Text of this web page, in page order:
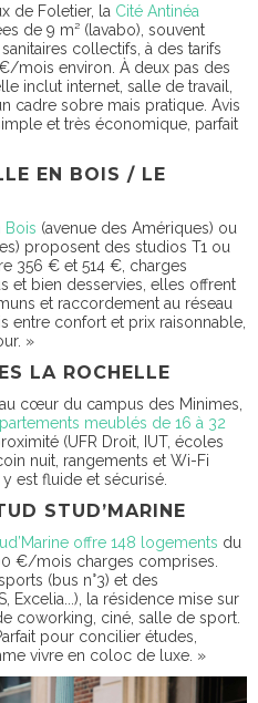
de Foletier, la Cité Antinéa
de 9 m² (lavabo), souvent
collectifs, à des tarifs
mois environ. À deux pas des
inclut internet, salle de travail,
cadre sobre mais pratique. Avis
et très économique, parfait
EN BOIS / LE
Bois (avenue des Amériques) ou
proposent des studios T1 ou
356 € et 514 €, charges
et bien desservies, elles offrent
et raccordement au réseau
entre confort et prix raisonnable,
»
LA ROCHELLE
cœur du campus des Minimes,
meublés de 16 à 32
(UFR Droit, IUT, écoles
nuit, rangements et Wi-Fi
est fluide et sécurisé.
STUD’MARINE
offre 148 logements du
€/mois charges comprises.
(bus n°3) et des
Excelia...), la résidence mise sur
coworking, ciné, salle de sport.
pour concilier études,
vivre en coloc de luxe. »